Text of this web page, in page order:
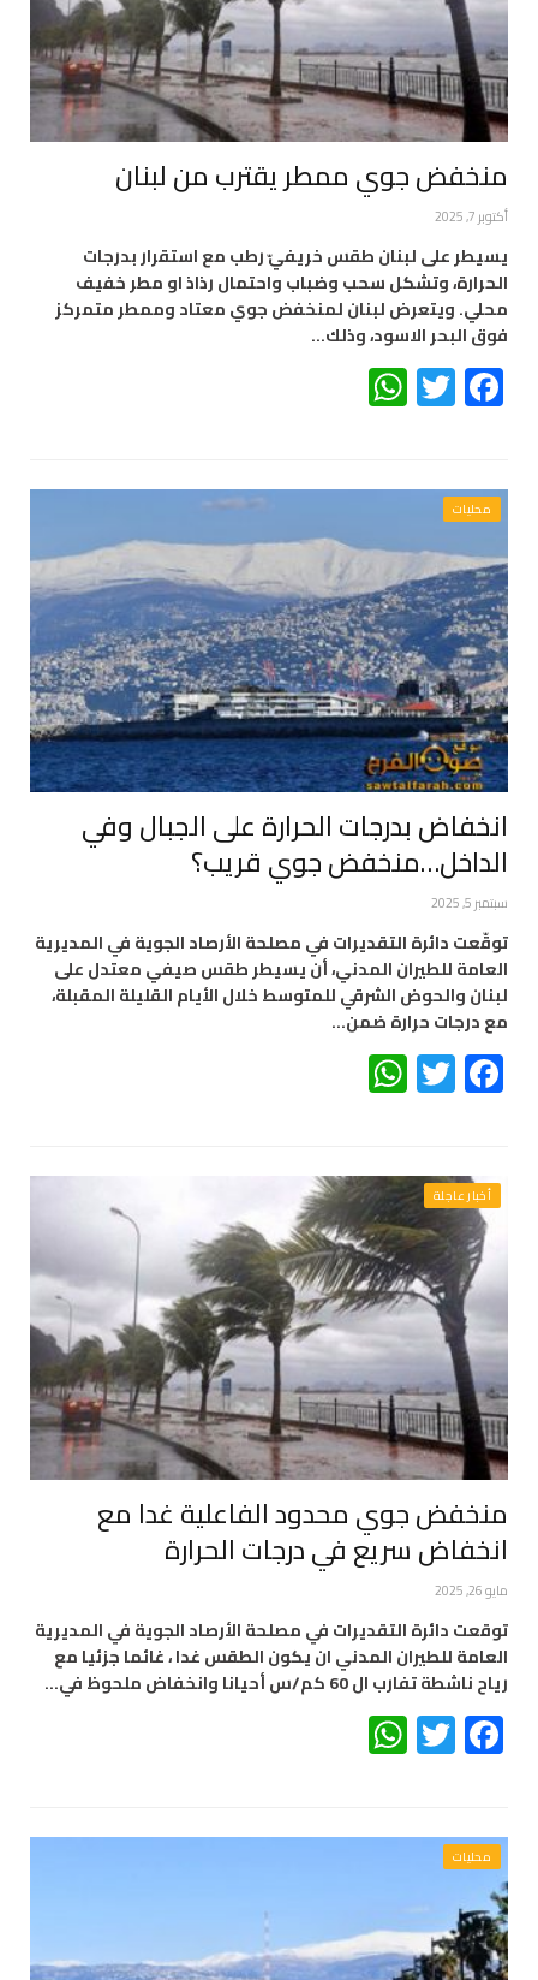
منخفض جوي ممطر يقترب من لبنان
أكتوبر 7, 2025
يسيطر على لبنان طقس خريفيّ رطب مع استقرار بدرجات
الحرارة، وتشكل سحب وضباب واحتمال رذاذ او مطر خفيف
محلي. ويتعرض لبنان لمنخفض جوي معتاد وممطر متمركز
فوق البحر الاسود، وذلك…
Facebook
Twitter
محليات
انخفاض بدرجات الحرارة على الجبال وفي
الداخل…منخفض جوي قريب؟
سبتمبر 5, 2025
توقّعت دائرة التقديرات في مصلحة الأرصاد الجوية في المديرية
العامة للطيران المدني، أن يسيطر طقس صيفي معتدل على
لبنان والحوض الشرقي للمتوسط خلال الأيام القليلة المقبلة،
مع درجات حرارة ضمن…
Facebook
Twitter
أخبار عاجلة
منخفض جوي محدود الفاعلية غدا مع
انخفاض سريع في درجات الحرارة
مايو 26, 2025
توقعت دائرة التقديرات في مصلحة الأرصاد الجوية في المديرية
العامة للطيران المدني ان يكون الطقس غدا ، غائما جزئيا مع
رياح ناشطة تفارب ال 60 كم/س أحيانا وانخفاض ملحوظ في…
Facebook
Twitter
محليات